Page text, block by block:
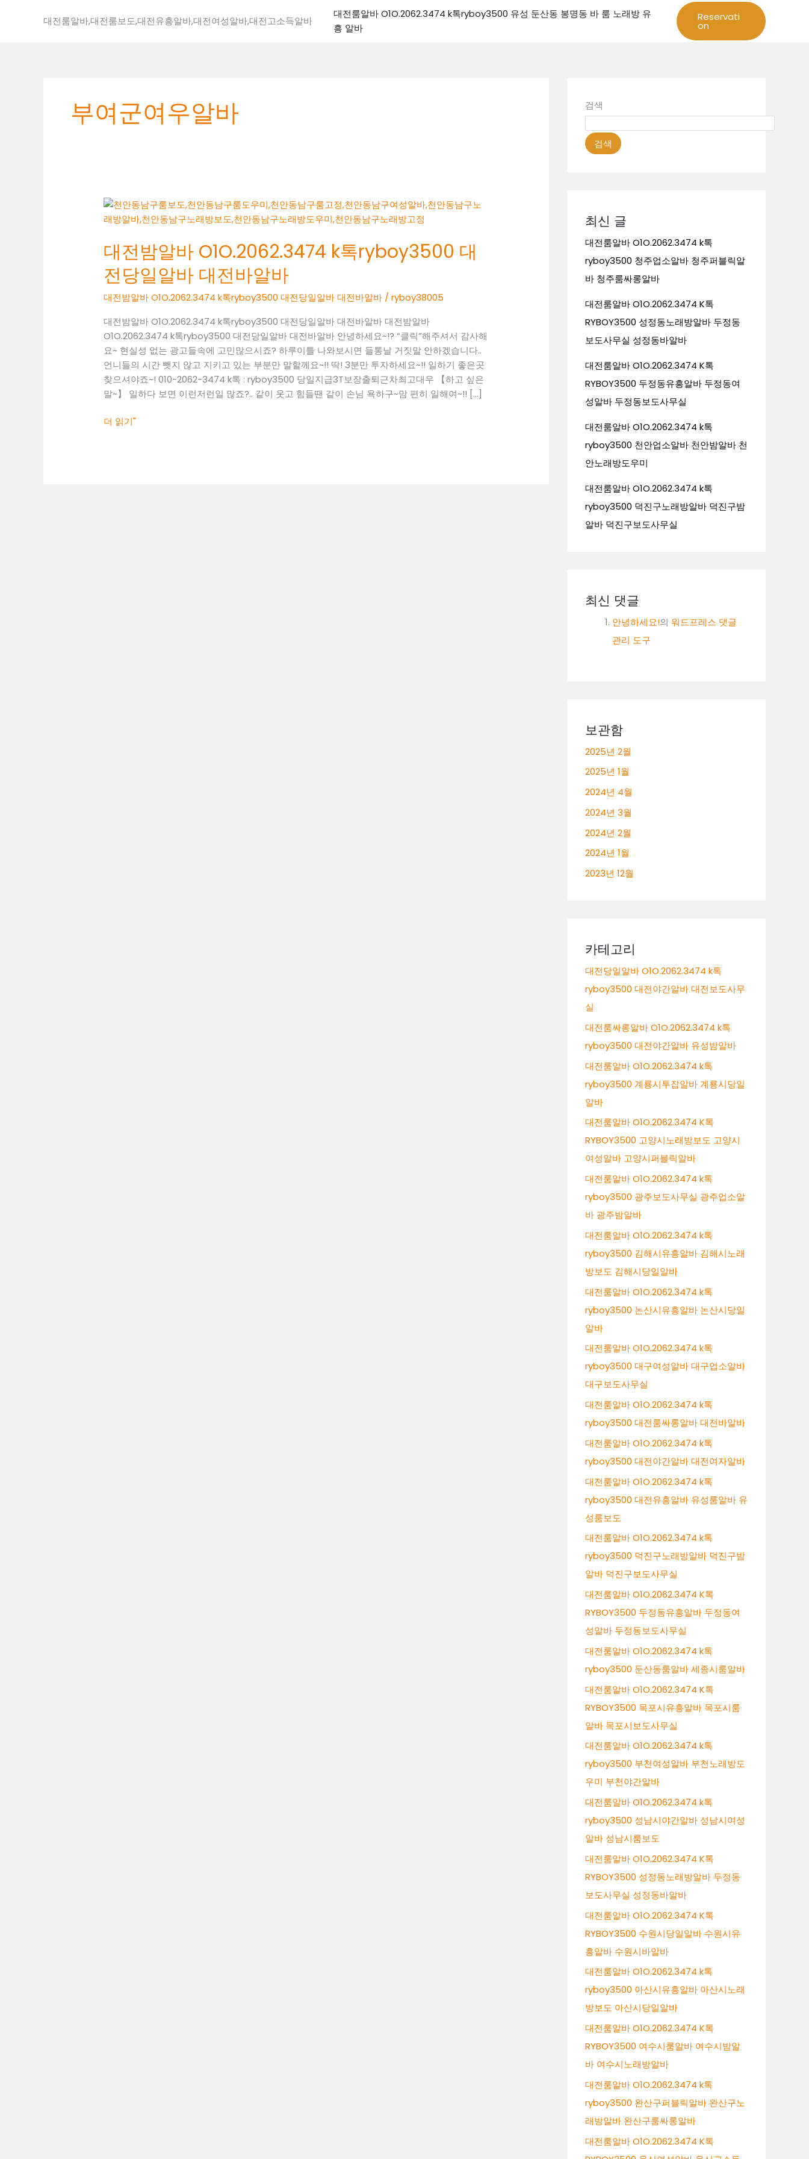
대전룸알바,대전룸보도,대전유흥알바,대전여성알바,대전고소득알바
대전룸알바 O1O.2062.3474 k톡ryboy3500 유성 둔산동 봉명동 바 룸 노래방 유
흥 알바
Reservati
on
부여군여우알바
대전밤알바 O1O.2062.3474 k톡ryboy3500 대
전당일알바 대전바알바
대전밤알바 O1O.2062.3474 k톡ryboy3500 대전당일알바 대전바알바 /ryboy38005
대전밤알바 O1O.2062.3474 k톡ryboy3500 대전당일알바 대전바알바 대전밤알바
O1O.2062.3474 k톡ryboy3500 대전당일알바 대전바알바 안녕하세요~!? “클릭”해주셔서 감사해
요~ 현실성 없는 광고들속에 고민많으시죠? 하루이틀 나와보시면 들통날 거짓말 안하겠습니다..
언니들의 시간 뺏지 않고 지키고 있는 부분만 말할께요~!! 딱! 3분만 투자하세요~!! 일하기 좋은곳
찾으셔야죠~! 010-2062-3474 k톡 : ryboy3500 당일지급3T보장출퇴근차최고대우 【하고 싶은
말~】 일하다 보면 이런저런일 많죠?.. 같이 웃고 힘들땐 같이 손님 욕하구~맘 편히 일해여~!! […]
대
전
알
O1O.2062.3474
톡
ryboy3500
대
전
당
일
알
대
더 읽기"
검색
검색
최신 글
대전룸알바 O1O.2062.3474 k톡
ryboy3500 청주업소알바 청주퍼블릭알
바 청주룸싸롱알바
대전룸알바 O1O.2062.3474 K톡
RYBOY3500 성정동노래방알바 두정동
보도사무실 성정동바알바
대전룸알바 O1O.2062.3474 K톡
RYBOY3500 두정동유흥알바 두정동여
성알바 두정동보도사무실
대전룸알바 O1O.2062.3474 k톡
ryboy3500 천안업소알바 천안밤알바 천
안노래방도우미
대전룸알바 O1O.2062.3474 k톡
ryboy3500 덕진구노래방알바 덕진구밤
알바 덕진구보도사무실
최신 댓글
안녕하세요!의 워드프레스 댓글
관리 도구
보관함
2025년 2월
2025년 1월
2024년 4월
2024년 3월
2024년 2월
2024년 1월
2023년 12월
카테고리
대전당일알바 O1O.2062.3474 k톡
ryboy3500 대전야간알바 대전보도사무
실
대전룸싸롱알바 O1O.2062.3474 k톡
ryboy3500 대전야간알바 유성밤알바
대전룸알바 O1O.2062.3474 k톡
ryboy3500 계룡시투잡알바 계룡시당일
알바
대전룸알바 O1O.2062.3474 K톡
RYBOY3500 고양시노래방보도 고양시
여성알바 고양시퍼블릭알바
대전룸알바 O1O.2062.3474 k톡
ryboy3500 광주보도사무실 광주업소알
바 광주밤알바
대전룸알바 O1O.2062.3474 k톡
ryboy3500 김해시유흥알바 김해시노래
방보도 김해시당일알바
대전룸알바 O1O.2062.3474 k톡
ryboy3500 논산시유흥알바 논산시당일
알바
대전룸알바 O1O.2062.3474 k톡
ryboy3500 대구여성알바 대구업소알바
대구보도사무실
대전룸알바 O1O.2062.3474 k톡
ryboy3500 대전룸싸롱알바 대전바알바
대전룸알바 O1O.2062.3474 k톡
ryboy3500 대전야간알바 대전여자알바
대전룸알바 O1O.2062.3474 k톡
ryboy3500 대전유흥알바 유성룸알바 유
성룸보도
대전룸알바 O1O.2062.3474 k톡
ryboy3500 덕진구노래방알바 덕진구밤
알바 덕진구보도사무실
대전룸알바 O1O.2062.3474 K톡
RYBOY3500 두정동유흥알바 두정동여
성알바 두정동보도사무실
대전룸알바 O1O.2062.3474 k톡
ryboy3500 둔산동룸알바 세종시룸알바
대전룸알바 O1O.2062.3474 K톡
RYBOY3500 목포시유흥알바 목포시룸
알바 목포시보도사무실
대전룸알바 O1O.2062.3474 k톡
ryboy3500 부천여성알바 부천노래방도
우미 부천야간알바
대전룸알바 O1O.2062.3474 k톡
ryboy3500 성남시야간알바 성남시여성
알바 성남시룸보도
대전룸알바 O1O.2062.3474 K톡
RYBOY3500 성정동노래방알바 두정동
보도사무실 성정동바알바
대전룸알바 O1O.2062.3474 K톡
RYBOY3500 수원시당일알바 수원시유
흥알바 수원시바알바
대전룸알바 O1O.2062.3474 k톡
ryboy3500 아산시유흥알바 아산시노래
방보도 아산시당일알바
대전룸알바 O1O.2062.3474 K톡
RYBOY3500 여수시룸알바 여수시밤알
바 여수시노래방알바
대전룸알바 O1O.2062.3474 k톡
ryboy3500 완산구퍼블릭알바 완산구노
래방알바 완산구룸싸롱알바
대전룸알바 O1O.2062.3474 K톡